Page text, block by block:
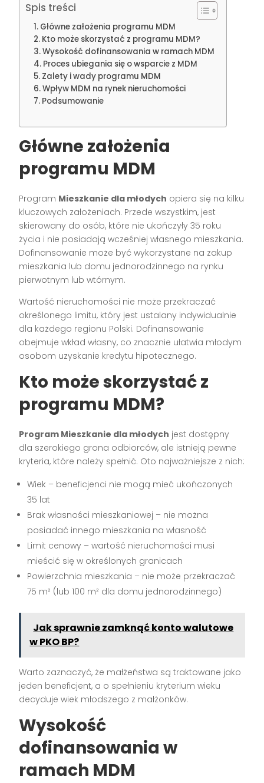
Spis treści
Główne założenia programu MDM
Kto może skorzystać z programu MDM?
Wysokość dofinansowania w ramach MDM
Proces ubiegania się o wsparcie z MDM
Zalety i wady programu MDM
Wpływ MDM na rynek nieruchomości
Podsumowanie
Główne założenia
programu MDM
Program Mieszkanie dla młodych opiera się na kilku
kluczowych założeniach. Przede wszystkim, jest
skierowany do osób, które nie ukończyły 35 roku
życia i nie posiadają wcześniej własnego mieszkania.
Dofinansowanie może być wykorzystane na zakup
mieszkania lub domu jednorodzinnego na rynku
pierwotnym lub wtórnym.
Wartość nieruchomości nie może przekraczać
określonego limitu, który jest ustalany indywidualnie
dla każdego regionu Polski. Dofinansowanie
obejmuje wkład własny, co znacznie ułatwia młodym
osobom uzyskanie kredytu hipotecznego.
Kto może skorzystać z
programu MDM?
Program Mieszkanie dla młodych jest dostępny
dla szerokiego grona odbiorców, ale istnieją pewne
kryteria, które należy spełnić. Oto najważniejsze z nich:
Wiek – beneficjenci nie mogą mieć ukończonych
35 lat
Brak własności mieszkaniowej – nie można
posiadać innego mieszkania na własność
Limit cenowy – wartość nieruchomości musi
mieścić się w określonych granicach
Powierzchnia mieszkania – nie może przekraczać
75 m² (lub 100 m² dla domu jednorodzinnego)
Jak sprawnie zamknąć konto walutowe
w PKO BP?
Warto zaznaczyć, że małżeństwa są traktowane jako
jeden beneficjent, a o spełnieniu kryterium wieku
decyduje wiek młodszego z małżonków.
Wysokość
dofinansowania w
ramach MDM